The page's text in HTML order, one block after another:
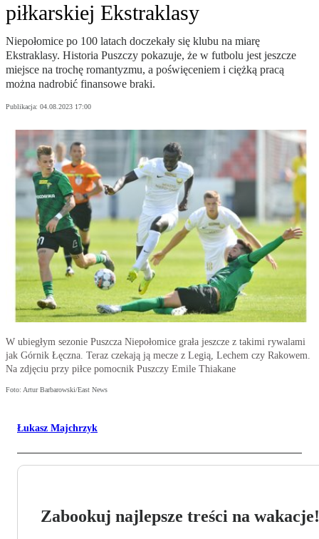
piłkarskiej Ekstraklasy
Niepołomice po 100 latach doczekały się klubu na miarę
Ekstraklasy. Historia Puszczy pokazuje, że w futbolu jest jeszcze
miejsce na trochę romantyzmu, a poświęceniem i ciężką pracą
można nadrobić finansowe braki.
Publikacja: 04.08.2023 17:00
W ubiegłym sezonie Puszcza Niepołomice grała jeszcze z takimi rywalami
jak Górnik Łęczna. Teraz czekają ją mecze z Legią, Lechem czy Rakowem.
Na zdjęciu przy piłce pomocnik Puszczy Emile Thiakane
Foto: Artur Barbarowski/East News
Łukasz Majchrzyk
Zabookuj najlepsze treści na wakacje!